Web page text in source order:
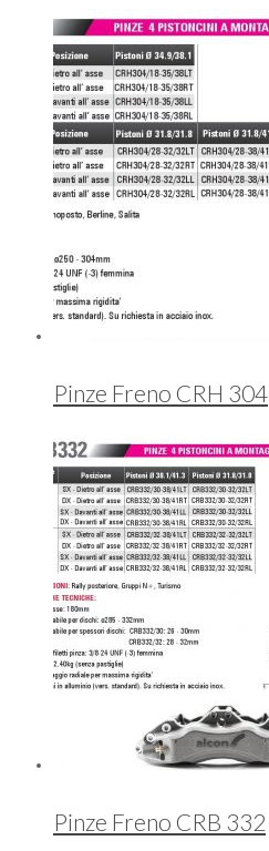
Pinze Freno CRH 304
Pinze Freno CRB 332